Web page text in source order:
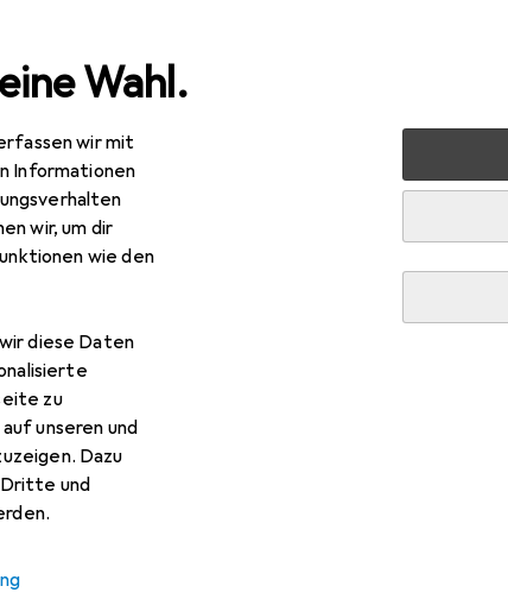
Wahl.
wir mit
Informationen
wir, um dir
wie den
diese Daten
zu
unseren und
Dazu
und
TV + Heimkino
808059 EASY 400 Philips
Fernbedienung, Infrarot